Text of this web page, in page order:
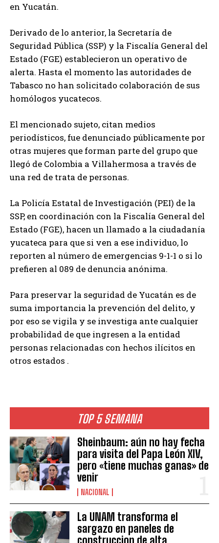
TOP 5 SEMANA
Sheinbaum: aún no hay fecha
para visita del Papa León XIV,
pero «tiene muchas ganas» de
venir
NACIONAL
La UNAM transforma el
sargazo en paneles de
en Yucatán.
Derivado de lo anterior, la Secretaría de
Seguridad Pública (SSP) y la Fiscalía General del
Estado (FGE) establecieron un operativo de
alerta. Hasta el momento las autoridades de
Tabasco no han solicitado colaboración de sus
homólogos yucatecos.
El mencionado sujeto, citan medios
periodísticos, fue denunciado públicamente por
otras mujeres que forman parte del grupo que
llegó de Colombia a Villahermosa a través de
una red de trata de personas.
La Policía Estatal de Investigación (PEI) de la
SSP, en coordinación con la Fiscalía General del
Estado (FGE), hacen un llamado a la ciudadanía
yucateca para que si ven a ese individuo, lo
reporten al número de emergencias 9-1-1 o si lo
prefieren al 089 de denuncia anónima.
Para preservar la seguridad de Yucatán es de
suma importancia la prevención del delito, y
por eso se vigila y se investiga ante cualquier
probabilidad de que ingresen a la entidad
personas relacionadas con hechos ilícitos en
otros estados .